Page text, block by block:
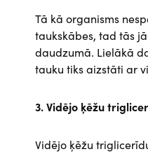
Tā kā organisms
taukskābes, tad tās
daudzumā. Lielākā
tauku tiks aizstāti ar
3. Vidējo ķēžu
Vidējo ķēžu